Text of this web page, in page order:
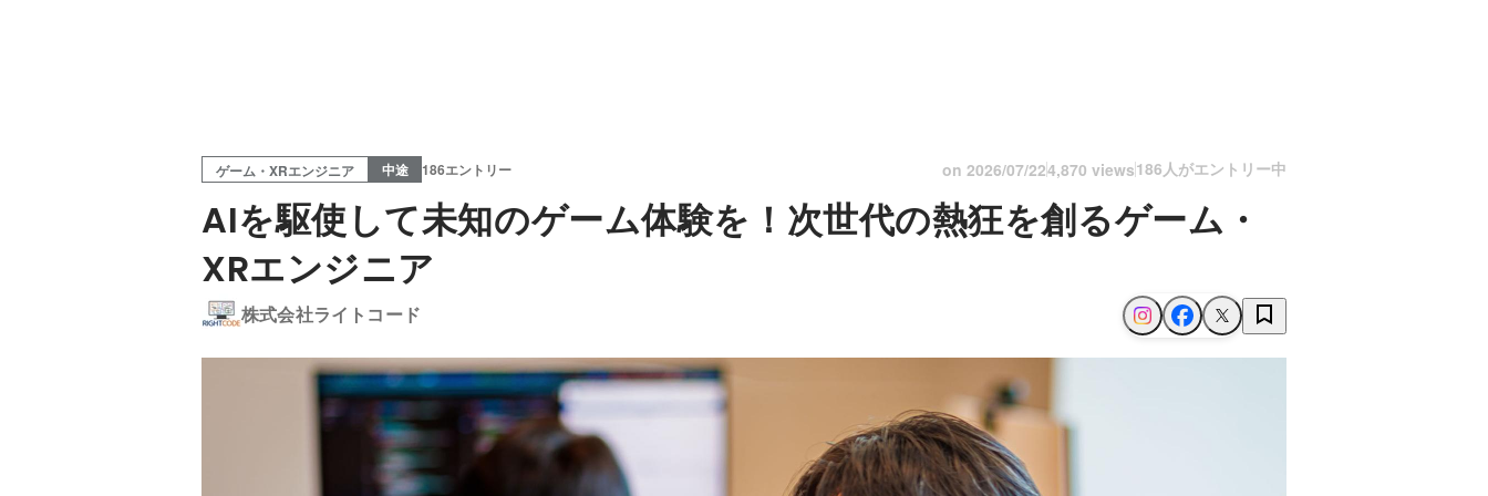
ゲーム・XRエンジニア 中途 186エントリー on 2026/07/224,870 views186人がエントリー中
AIを駆使して未知のゲーム体験を！次世代の熱狂を創るゲーム・
XRエンジニア
株式会社ライトコード